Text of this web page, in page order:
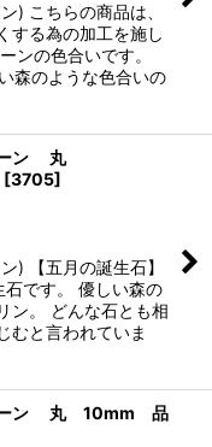
) こちらの商品は、
する為の加工を施し
ンの色合いです。
森のような色合いの
ーン 丸
[3705]
) 【五月の誕生石】
です。 優しい森の
ン。 どんな石とも相
むと言われていま
ーン 丸 10mm 品